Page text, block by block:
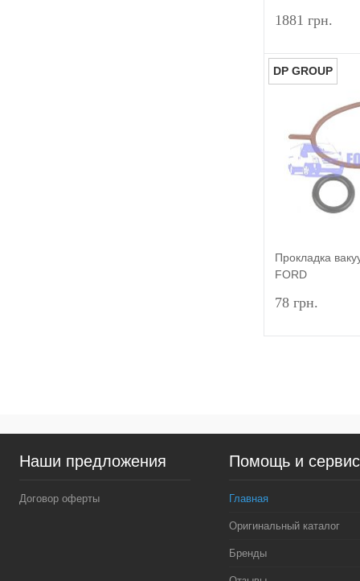
1881 грн.
Купить в 1
В избранное
DP GROUP
Прокладка
FORD
2002-2013
78 грн.
Наши предложения
Договор оферты
Помощь и
Главная
Оригинальный каталог
Бренды